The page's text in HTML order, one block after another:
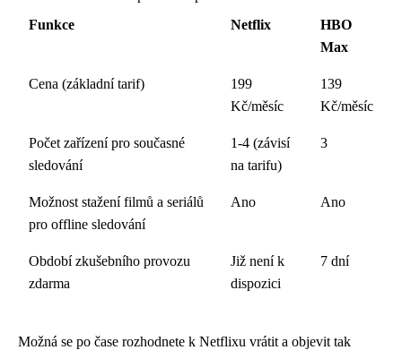
Funkce
Netflix
HBO
Max
Cena (základní tarif)
199
Kč/měsíc
139
Kč/měsíc
Počet zařízení pro současné
sledování
1-4 (závisí
na tarifu)
3
Možnost stažení filmů a seriálů
pro offline sledování
Ano Ano
Období zkušebního provozu
zdarma
Již není k
dispozici
7 dní
Možná se po čase rozhodnete k Netflixu vrátit a objevit tak